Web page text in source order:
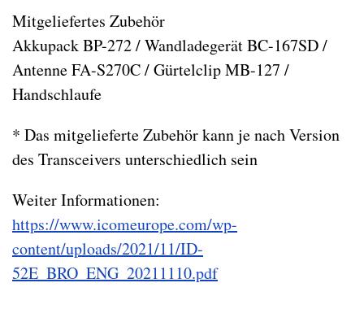
Mitgeliefertes Zubehör
Akkupack BP-272 / Wandladegerät BC-167SD /
Antenne FA-S270C / Gürtelclip MB-127 /
Handschlaufe
* Das mitgelieferte Zubehör kann je nach Version
des Transceivers unterschiedlich sein
Weiter Informationen:
https://www.icomeurope.com/wp-
content/uploads/2021/11/ID-
52E_BRO_ENG_20211110.pdf